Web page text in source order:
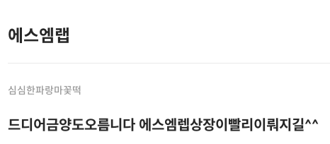
에스엠랩
심심한파랑마꽃떡
드디어금양도오름니다 에스엠렙상장이빨리이뤄지길^^